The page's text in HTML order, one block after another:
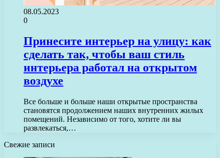
08.05.2023
0
Принесите интерьер на улицу: как
сделать так, чтобы ваш стиль
интерьера работал на открытом
воздухе
Все больше и больше наши открытые пространства
становятся продолжением наших внутренних жилых
помещений. Независимо от того, хотите ли вы
развлекаться,…
Свежие записи